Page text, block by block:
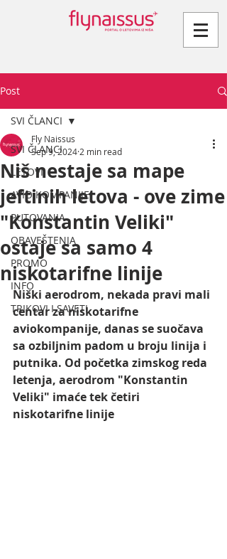
Post
SVI ČLANCI
LETOVI
AVIO KOMPANIJE
PUTOVANJA
OBAVEŠTENJA
PROMO
INFO
TRIKOVI I SAVETI
SVI ČLANCI
Niš nestaje sa mape
jeftinih letova - ove zime
"Konstantin Veliki"
ostaje sa samo 4
niskotarifne linije
Fly Naissus
Sep 9, 2024 2 min read
Niški aerodrom, nekada pravi mali
centar za niskotarifne
aviokompanije, danas se suočava
sa ozbiljnim padom u broju linija i
putnika. Od početka zimskog reda
letenja, aerodrom "Konstantin
Veliki" imaće tek četiri
niskotarifne linije